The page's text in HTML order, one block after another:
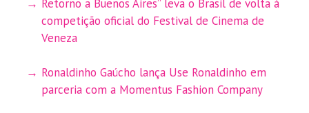
Retorno a Buenos Aires” leva o Brasil de volta à
competição oficial do Festival de Cinema de
Veneza
Ronaldinho Gaúcho lança Use Ronaldinho em
parceria com a Momentus Fashion Company